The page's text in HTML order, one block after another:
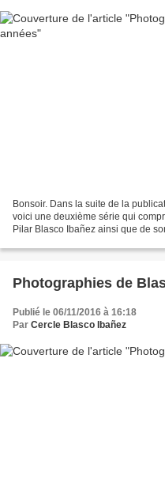
Bonsoir. Dans la suite de la
voici une deuxième série qui
Pilar Blasco Ibañez ainsi que de
Photographies de
Publié le 06/11/2016 à 16:18
Par Cercle Blasco Ibañez